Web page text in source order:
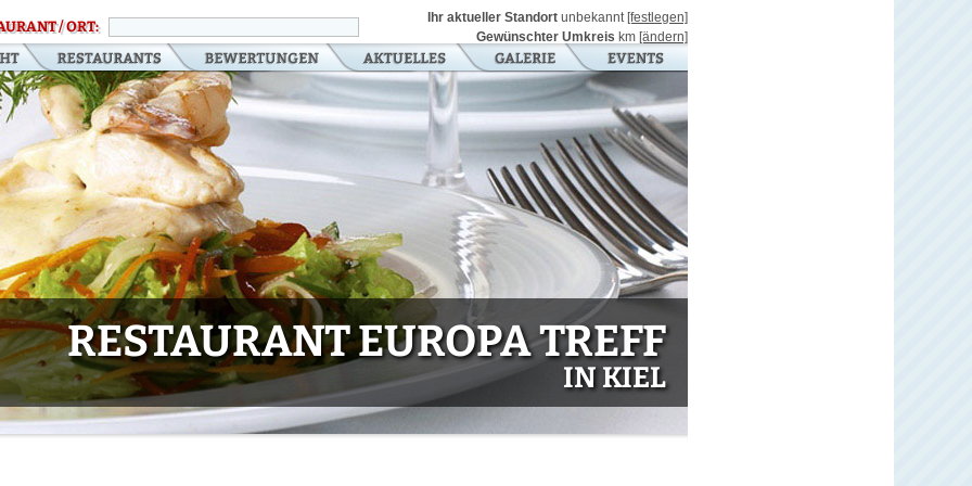
/ ORT:
Ihr aktueller Standort unbekannt [festlegen]
Gewünschter Umkreis km [ändern]
RESTAURANT EUROPA TREFF
IN KIEL